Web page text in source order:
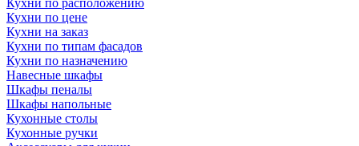
Кухни по расположению
Кухни по цене
Кухни на заказ
Кухни по типам фасадов
Кухни по назначению
Навесные шкафы
Шкафы пеналы
Шкафы напольные
Кухонные столы
Кухонные ручки